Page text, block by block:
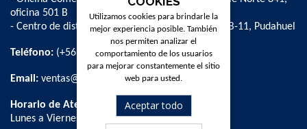
oficina 501 B
- Centro de distribución: La Farfana 500, bodega B-11, Pudahuel
Teléfono: (+56 2) 2 584 8900
Email: ventas@dpschile.cl
Horario de Atención:
Lunes a Viernes / 09:00 a 16:00 hrs
Utilizamos cookies para brindarle la
mejor experiencia posible. También
nos permiten analizar el
comportamiento de los usuarios
para mejorar constantemente el sitio
web para usted.
Aceptar todo